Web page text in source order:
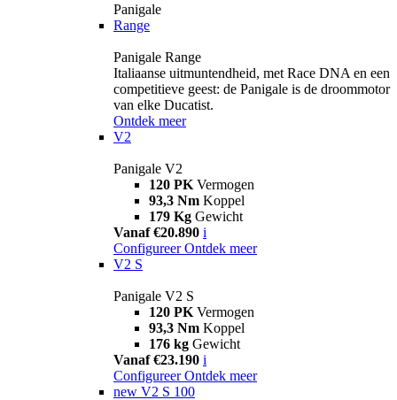
Panigale
Range
Panigale Range
Italiaanse uitmuntendheid, met Race DNA en een
competitieve geest: de Panigale is de droommotor
van elke Ducatist.
Ontdek meer
V2
Panigale V2
120 PK Vermogen
93,3 Nm Koppel
179 Kg Gewicht
Vanaf €20.890 i
Configureer Ontdek meer
V2 S
Panigale V2 S
120 PK Vermogen
93,3 Nm Koppel
176 kg Gewicht
Vanaf €23.190 i
Configureer Ontdek meer
new V2 S 100